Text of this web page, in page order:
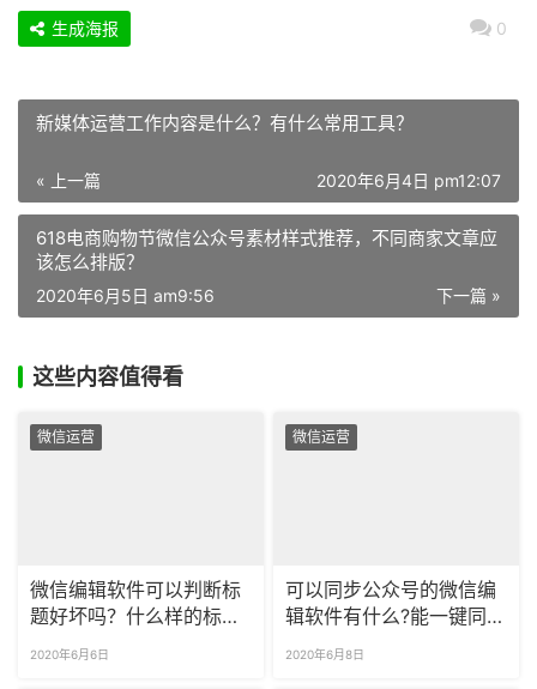
0
生成海报
新媒体运营工作内容是什么？有什么常用工具？
« 上一篇 2020年6月4日 pm12:07
618电商购物节微信公众号素材样式推荐，不同商家文章应
该怎么排版？
下一篇 »
2020年6月5日 am9:56
这些内容值得看
微信运营
微信编辑软件可以判断标
题好坏吗？什么样的标题
2020年6月6日
微信运营
可以同步公众号的微信编
辑软件有什么?能一键同步
2020年6月8日